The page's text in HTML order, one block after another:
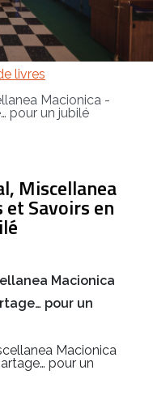
livres
Macionica -
pour un jubilé
Miscellanea
Savoirs en
Macionica
pour un
Macionica
pour un